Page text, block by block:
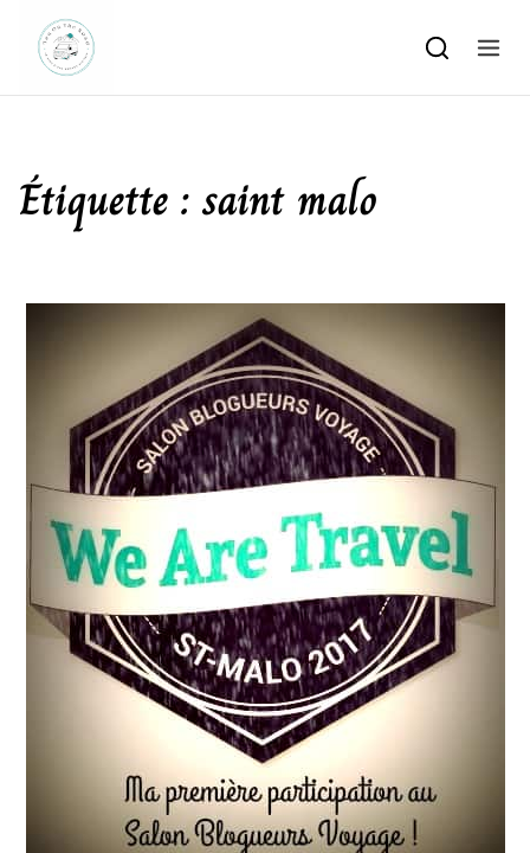
Skip to content
Étiquette :saint malo